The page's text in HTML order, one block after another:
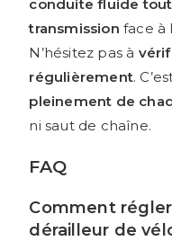
conduite fluide
transmission face à
N’hésitez pas à
régulièrement.
pleinement de
ni saut de chaîne.
FAQ
Comment
dérailleur de